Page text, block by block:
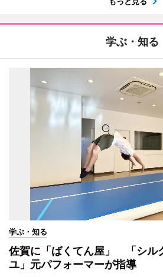
学ぶ・知る
学ぶ・知る
佐賀に「ばくてん屋」 「シル
ユ」元パフォーマーが指導